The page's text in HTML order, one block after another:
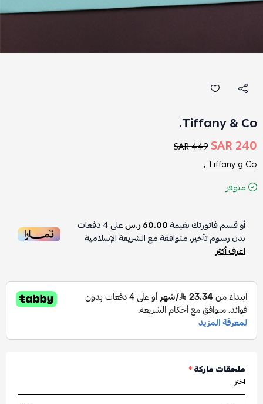
Tiffany & Co.
240 SAR
449 SAR
Tiffany g Co ,
متوفر
أو قسم فاتورتك بقيمة60.00 ر.س على4دفعات
بدون رسوم تأخير، متوافقة مع الشريعة الإسلامية
اعرف أكثر
ملحقات ماركة*
اختر